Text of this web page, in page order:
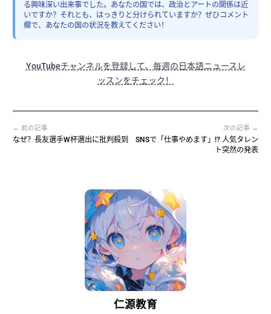
仁源教育
る興味深い出来事でした。あなたの国では、政治とアートの関係は近
いですか？それとも、はっきりと分けられていますか？ぜひコメント
欄で、あなたの国の状況を教えてください！
YouTubeチャンネルを登録して、毎週の日本語ニュースレ
ッスンをチェック！
← 前の記事
なぜ？長友選手W杯選出に批判殺到
次の記事 →
SNSで「仕事やめます」!? 人気タレン
ト突然の発表